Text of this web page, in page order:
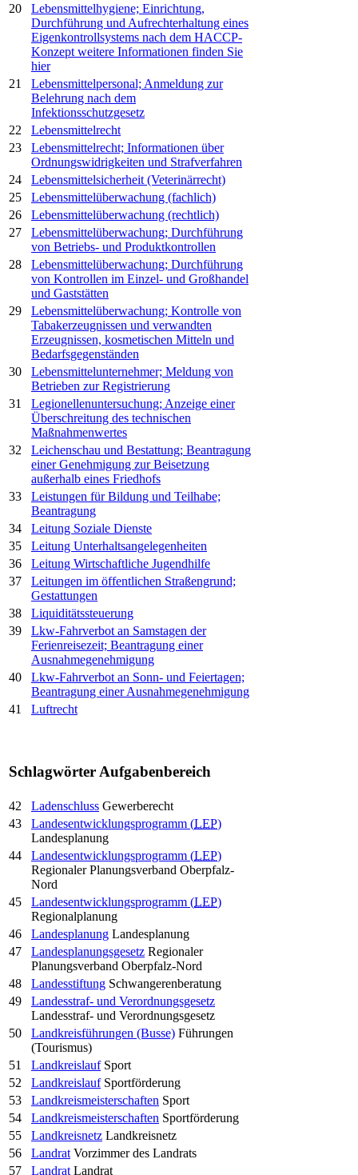
20
Lebensmittelhygiene; Einrichtung,
Durchführung und Aufrechterhaltung eines
Eigenkontrollsystems nach dem HACCP-
Konzept weitere Informationen finden Sie
hier
21
Lebensmittelpersonal; Anmeldung zur
Belehrung nach dem
Infektionsschutzgesetz
22
Lebensmittelrecht
23
Lebensmittelrecht; Informationen über
Ordnungswidrigkeiten und Strafverfahren
24
Lebensmittelsicherheit (Veterinärrecht)
25
Lebensmittelüberwachung (fachlich)
26
Lebensmittelüberwachung (rechtlich)
27
Lebensmittelüberwachung; Durchführung
von Betriebs- und Produktkontrollen
28
Lebensmittelüberwachung; Durchführung
von Kontrollen im Einzel- und Großhandel
und Gaststätten
29
Lebensmittelüberwachung; Kontrolle von
Tabakerzeugnissen und verwandten
Erzeugnissen, kosmetischen Mitteln und
Bedarfsgegenständen
30
Lebensmittelunternehmer; Meldung von
Betrieben zur Registrierung
31
Legionellenuntersuchung; Anzeige einer
Überschreitung des technischen
Maßnahmenwertes
32
Leichenschau und Bestattung; Beantragung
einer Genehmigung zur Beisetzung
außerhalb eines Friedhofs
33
Leistungen für Bildung und Teilhabe;
Beantragung
34
Leitung Soziale Dienste
35
Leitung Unterhaltsangelegenheiten
36
Leitung Wirtschaftliche Jugendhilfe
37
Leitungen im öffentlichen Straßengrund;
Gestattungen
38
Liquiditätssteuerung
39
Lkw-Fahrverbot an Samstagen der
Ferienreisezeit; Beantragung einer
Ausnahmegenehmigung
40
Lkw-Fahrverbot an Sonn- und Feiertagen;
Beantragung einer Ausnahmegenehmigung
41
Luftrecht
SchlagwörterAufgabenbereich
42 Ladenschluss Gewerberecht
43
Landesentwicklungsprogramm (LEP)
Landesplanung
44
Landesentwicklungsprogramm (LEP)
Regionaler Planungsverband Oberpfalz-
Nord
45
Landesentwicklungsprogramm (LEP)
Regionalplanung
46
Landesplanung Landesplanung
47
Landesplanungsgesetz Regionaler
Planungsverband Oberpfalz-Nord
48
Landesstiftung Schwangerenberatung
49
Landesstraf- und Verordnungsgesetz
Landesstraf- und Verordnungsgesetz
50
Landkreisführungen (Busse) Führungen
(Tourismus)
51
Landkreislauf Sport
52
Landkreislauf Sportförderung
53
Landkreismeisterschaften Sport
54
Landkreismeisterschaften Sportförderung
55
Landkreisnetz Landkreisnetz
56
Landrat Vorzimmer des Landrats
57
Landrat Landrat